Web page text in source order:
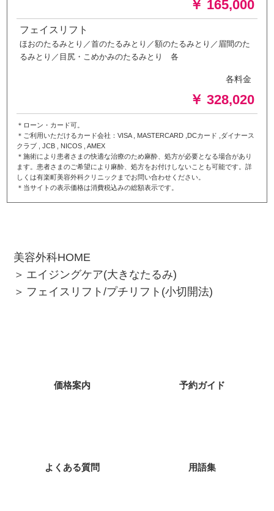
￥ 165,000
フェイスリフト
ほおのたるみとり／首のたるみとり／額のたるみとり／眉間のた
るみとり／目尻・こめかみのたるみとり 各
各料金
￥ 328,020
＊ローン・カード可。
＊ご利用いただけるカード会社：VISA , MASTERCARD ,DCカード ,ダイナース
クラブ , JCB , NICOS , AMEX
＊施術により患者さまの快適な治療のため麻酔、処方が必要となる場合があり
ます。患者さまのご希望により麻酔、処方をお付けしないことも可能です。詳
しくは有楽町美容外科クリニックまでお問い合わせください。
＊当サイトの表示価格は消費税込みの総額表示です。
美容外科HOME
エイジングケア(大きなたるみ)
フェイスリフト/プチリフト(小切開法)
価格案内 予約ガイド
よくある質問 用語集